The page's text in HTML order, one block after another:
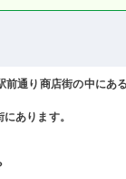
通り商店街の中にあ
あります。